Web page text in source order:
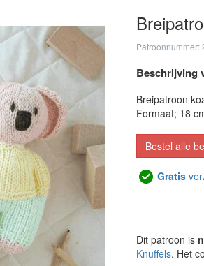
Patroonnummer:
Beschrijving
Breipatroon
Formaat; 18
Bestel alle
Gratis
Dit patroon is
Knuffels. Het